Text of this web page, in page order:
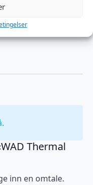
Thermal
inn en omtale.